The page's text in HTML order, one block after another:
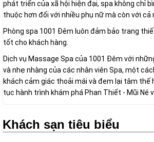
phát triển của xã hội hiện đại, spa không chỉ
thuộc hơn đối với nhiều phụ nữ mà còn với cả
Phòng spa 1001 Đêm luôn đảm bảo trang
tốt cho khách hàng.
Dịch vụ Massage Spa của 1001 Đêm với
và nhẹ nhàng của các nhân viên Spa, một
khách cảm giác thoải mái và đem lại tâm thế
tục hành trình khám phá Phan Thiết - Mũi Né
Khách sạn tiêu biểu